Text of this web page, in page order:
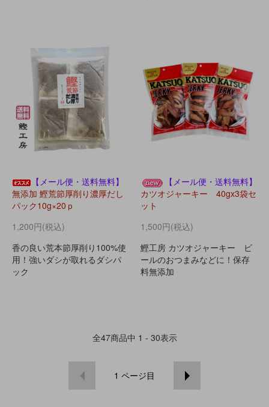
【メール便・送料無料】
無添加 鰹荒節厚削り濃厚だし
パック10g×20ｐ
1,200円(税込)
香の良い荒本節厚削り100%使
用！強いダシが取れるダシパ
ック
【メール便・送料無料】
カツオジャーキー 40gx3袋セ
ット
1,500円(税込)
鰹工房 カツオジャーキー ビ
ールのおつまみなどに！保存
料無添加
全47商品中 1 - 30表示
1 ページ目